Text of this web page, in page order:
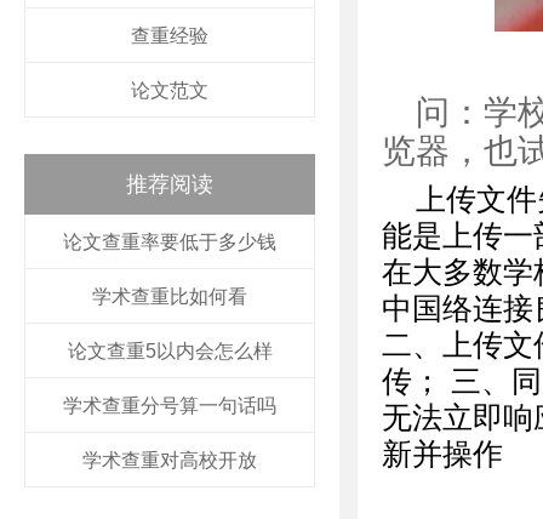
查重经验
论文范文
推荐阅读
论文查重率要低于多少钱
学术查重比如何看
论文查重5以内会怎么样
学术查重分号算一句话吗
学术查重对高校开放
问：学
览器，也
上传文
能是上传一
在大多数学
中国络连
二、上传文
传； 三、
无法立即
新并操作